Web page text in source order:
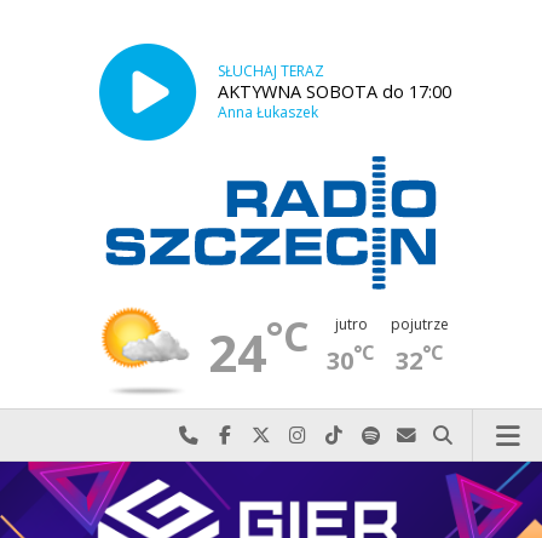
SŁUCHAJ TERAZ
AKTYWNA SOBOTA do 17:00
Anna Łukaszek
24°C jutro
30°C
pojutrze
32°C
Najlepiej po prostu do nas zadzwoń
Odwiedź nas na Facebook-u
Odwiedź nas na X
Odwiedź nas na Instagram-ie
Odwiedź nas na TikTok-u
Szukaj nas na Spotify
Wyślij do nas
Szukaj